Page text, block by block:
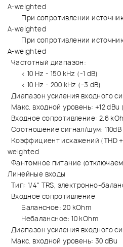
A-weighted
При сопротивлении
A-weighted
При сопротивлении источника
A-weighted
Частотный диапазон:
< 10 Hz - 150 kHz (-1 dB)
< 10 Hz - 200 kHz (-3 dB)
Диапазон усиления входного
Макс. входной уровень: +12 dBu
Входное сопротивление: 2.6
Соотношение сигнал/шум:
Коэффициент искажений (THD +
weighted
Фантомное питание
Линейные входы
Тип: 1/4" TRS, электронно-
Входное сопротивление
Балансное: 20 kOhm
Небалансное: 10 kOhm
Диапазон усиления входного
Макс. входной уровень: 30 dBu